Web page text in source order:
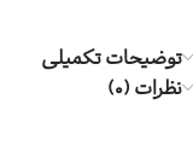
توضیحات تکمیلی
نظرات (0)